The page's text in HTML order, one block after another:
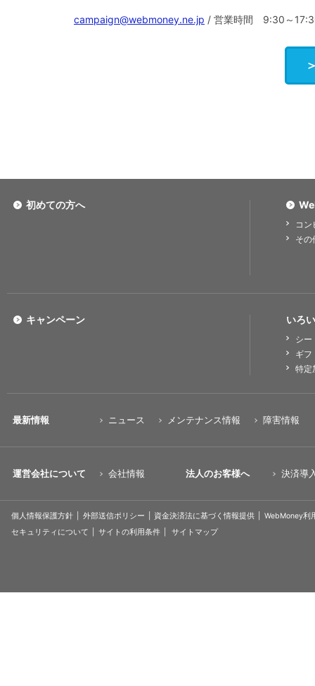
campaign@webmoney.ne.jp / 営業時間 9:30～
初めての方へ
コ
その
いろ
シー
ギフ
特定
キャンペーン
最新情報 ニュース メンテナンス情報 障害情報
運営会社について 会社情報 法人のお客様へ 決済導
個人情報保護方針 外部送信ポリシー 資金決済法に基づく情報提供
WebMoney利
セキュリティについて
サイトの利用条件 サイトマップ